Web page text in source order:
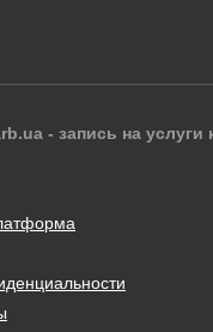
- запись на услуги